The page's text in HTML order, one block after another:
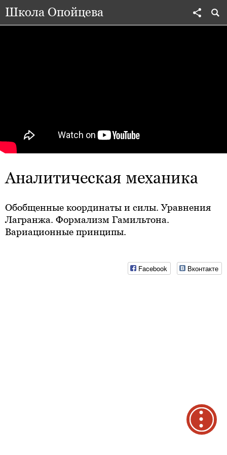
Школа Опойцева
Аналитическая механика
Обобщенные координаты и силы. Уравнения
Лагранжа. Формализм Гамильтона.
Вариационные принципы.
Facebook Вконтакте